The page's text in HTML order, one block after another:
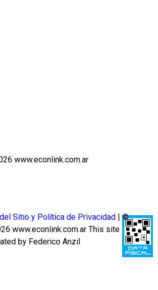
www.econlink.com.ar
Sitio y Política de Privacidad | ©
www.econlink.com.ar This site
by Federico Anzil